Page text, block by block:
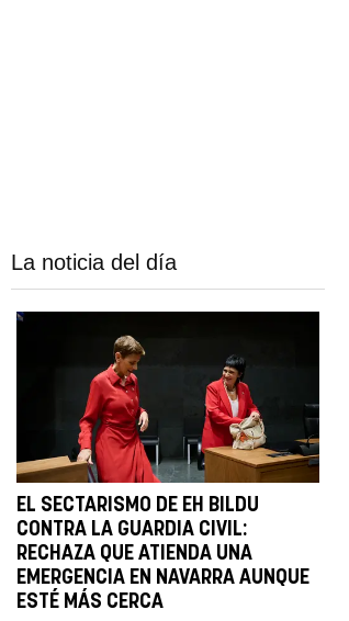
La noticia del día
EL SECTARISMO DE EH BILDU
CONTRA LA GUARDIA CIVIL:
RECHAZA QUE ATIENDA UNA
EMERGENCIA EN NAVARRA AUNQUE
ESTÉ MÁS CERCA